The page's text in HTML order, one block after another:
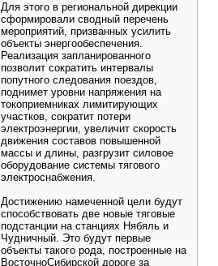
Для этого в региональной дирекции
сформировали сводный перечень
мероприятий, призванных усилить
объекты энергообеспечения.
Реализация запланированного
позволит сократить интервалы
попутного следования поездов,
поднимет уровни напряжения на
токоприемниках лимитирующих
участков, сократит потери
электроэнергии, увеличит скорость
движения составов повышенной
массы и длины, разгрузит силовое
оборудование системы тягового
электроснабжения.
Достижению намеченной цели будут
способствовать две новые тяговые
подстанции на станциях Нябяль и
Чудничный. Это будут первые
объекты такого рода, построенные на
ВосточноСибирской дороге за